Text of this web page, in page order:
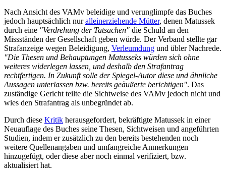
Nach Ansicht des VAMv beleidige und verunglimpfe das Buches
jedoch hauptsächlich nurallein­erziehende Mütter, denen Matussek
durch eine "Verdrehung der Tatsachen" die Schuld an den
Missständen der Gesellschaft geben würde. Der Verband stellte gar
Strafanzeige wegen Beleidigung, Verleumdung und übler Nachrede.
"Die Thesen und Behauptungen Matusseks würden sich ohne
weiteres widerlegen lassen, und deshalb den Strafantrag
rechtfertigen. In Zukunft solle der Spiegel-Autor diese und ähnliche
Aussagen unterlassen bzw. bereits geäußerte berichtigen". Das
zuständige Gericht teilte die Sichtweise des VAMv jedoch nicht und
wies den Strafantrag als unbegründet ab.
Durch diese Kritik herausgefordert, bekräftigte Matussek in einer
Neuauflage des Buches seine Thesen, Sichtweisen und angeführten
Studien, indem er zusätzlich zu den bereits bestehenden noch
weitere Quellenangaben und umfangreiche Anmerkungen
hinzugefügt, oder diese aber noch einmal verifiziert, bzw.
aktualisiert hat.